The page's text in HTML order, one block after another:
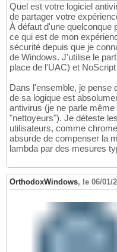
Quel est votre logiciel
de partager votre
À défaut d'une quelconque
ce qui est de mon
sécurité depuis que je
de Windows. J'utilise le
place de l'UAC) et
Dans l'ensemble, je pense
de sa logique est
antivirus (je ne parle
"nettoyeurs"). Je déteste
utilisateurs, comme
absurde de compenser la
lambda par des mesures
OrthodoxWindows, le 06/01/